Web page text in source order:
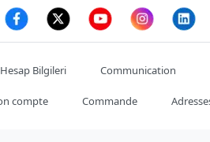
Bilgileri Communication
compte Commande